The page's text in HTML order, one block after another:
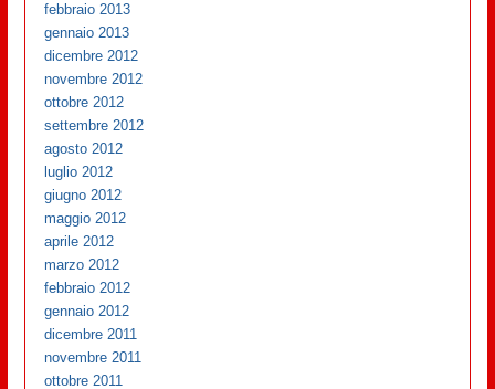
febbraio 2013
gennaio 2013
dicembre 2012
novembre 2012
ottobre 2012
settembre 2012
agosto 2012
luglio 2012
giugno 2012
maggio 2012
aprile 2012
marzo 2012
febbraio 2012
gennaio 2012
dicembre 2011
novembre 2011
ottobre 2011